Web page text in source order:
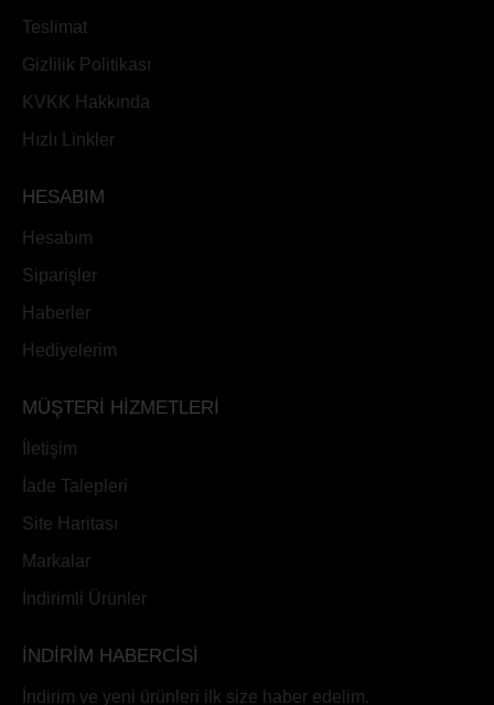
Teslimat
Gizlilik Politikası
KVKK Hakkında
Hızlı Linkler
HESABIM
Hesabım
Siparişler
Haberler
Hediyelerim
MÜŞTERİ HİZMETLERİ
İletişim
İade Talepleri
Site Haritası
Markalar
İndirimli Ürünler
İNDİRİM HABERCİSİ
İndirim ve yeni ürünleri ilk size haber edelim.